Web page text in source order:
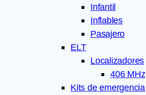
Infantil
Inflables
Pasajero
ELT
Localizadores
406 MHz
Kits de emergencia